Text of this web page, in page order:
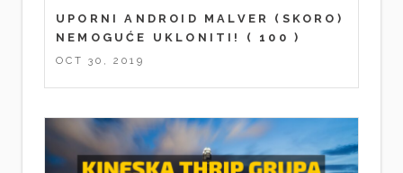
UPORNI ANDROID MALVER (SKORO)
NEMOGUĆE UKLONITI!
( 100 )
OCT 30, 2019